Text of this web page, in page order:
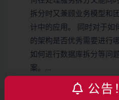
拆分时又兼顾业务模型和
计中的应用。 同时对于如
的架构是否优秀需要进行
如何进行数据库拆分等问
案。…
8-1 微服务拆分的原则
公告